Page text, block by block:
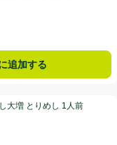
追加する
前大増 とりめし 1人前